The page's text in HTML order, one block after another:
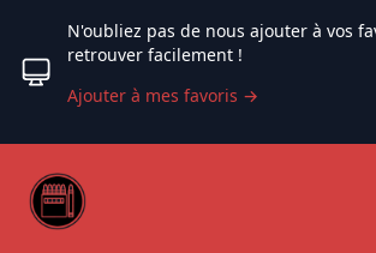
N'oubliez pas de nous ajouter à vos
retrouver facilement !
Ajouter à mes favoris →
Web coloriage